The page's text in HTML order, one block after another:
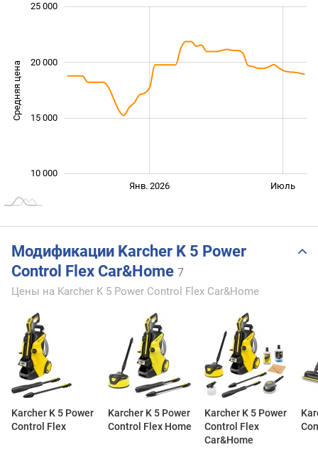
Средняя цена
10 000
25 000
20 000
15 000
Янв. 2026 Июль
Модификации Karcher K 5 Power
Control Flex Car&Home 7
Цены на Karcher K 5 Power Control Flex Car&Home
Karcher K 5 Power
Control Flex
Karcher K 5 Power
Control Flex Home
Karcher K 5 Power
Control Flex
Car&Home